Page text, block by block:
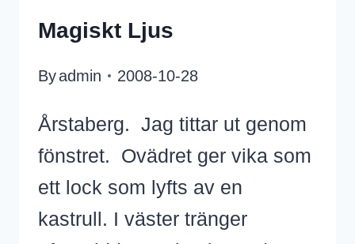
Magiskt Ljus
Byadmin 2008-10-28
Årstaberg. Jag tittar ut genom
fönstret. Ovädret ger vika som
ett lock som lyfts av en
kastrull. I väster tränger